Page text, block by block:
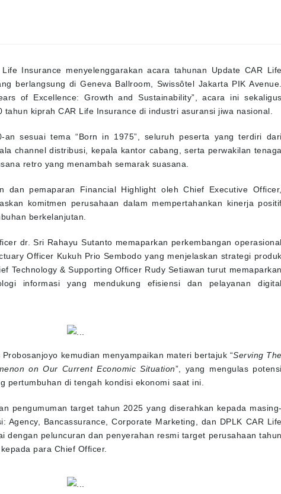
Insurance menyelenggarakan acara tahunan Update CAR Life
berlangsung di Geneva Ballroom, Swissôtel Jakarta PIK Avenue.
of Excellence: Growth and Sustainability”, acara ini sekaligus
tahun kiprah CAR Life Insurance di industri asuransi jiwa nasional.
an sesuai tema “Born in 1975”, seluruh peserta yang terdiri dari
channel distribusi, kepala kantor cabang, serta perwakilan tenaga
retro yang menambah semarak suasana.
dan pemaparan Financial Highlight oleh Chief Executive Officer,
komitmen perusahaan dalam mempertahankan kinerja positif
berkelanjutan.
dr. Sri Rahayu Sutanto memaparkan perkembangan operasional
Officer Kukuh Prio Sembodo yang menjelaskan strategi produk
Technology & Supporting Officer Rudy Setiawan turut memaparkan
informasi yang mendukung efisiensi dan pelayanan digital
kemudian menyampaikan materi bertajuk “Serving The
on Our Current Economic Situation”, yang mengulas potensi
pertumbuhan di tengah kondisi ekonomi saat ini.
pengumuman target tahun 2025 yang diserahkan kepada masing-
Agency, Bancassurance, Corporate Marketing, dan DPLK CAR Life
dengan peluncuran dan penyerahan resmi target perusahaan tahun
para Chief Officer.